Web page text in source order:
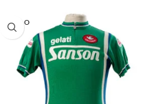
SOLD O
UT